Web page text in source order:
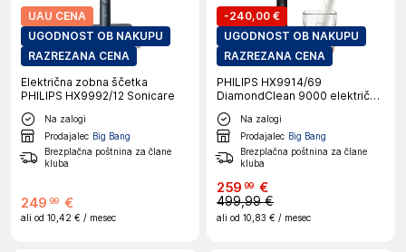
UAU CENA
UGODNOST OB NAKUPU
RAZREZANA CENA
Električna zobna ščetka
PHILIPS HX9992/12 Sonicare
Na zalogi
Prodajalec Big Bang
Brezplačna poštnina za člane
kluba
249 99 €
ali od 10,42 € / mesec
-240,00 €
UGODNOST OB NAKUPU
RAZREZANA CENA
PHILIPS HX9914/69
DiamondClean 9000 električna
zobna ščetka
Na zalogi
Prodajalec Big Bang
Brezplačna poštnina za člane
kluba
259 99 €
499,99 €
ali od 10,83 € / mesec